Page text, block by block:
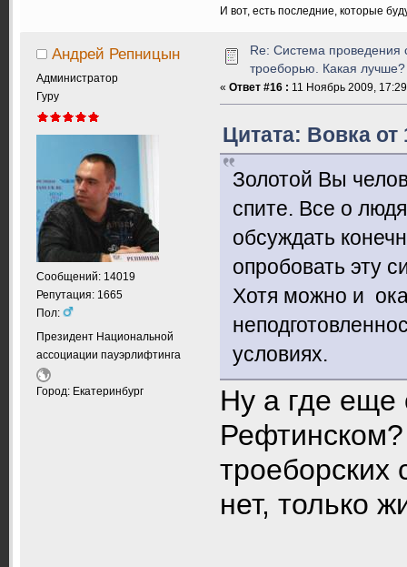
И вот, есть последние, которые
Андрей Репницын
Администратор
Гуру
Сообщений: 14019
Репутация: 1665
Пол:
Президент Национальной
ассоциации пауэрлифтинга
Город: Екатеринбург
Re: Система проведения
троеборью. Какая лучше?
« Ответ #16 : 11 Ноябрь 2009,
Цитата: Вовка от
Золотой Вы
спите. Все о
обсуждать
опробовать эту
Хотя можно и
условиях.
Ну а где еще
троеборских
нет, только